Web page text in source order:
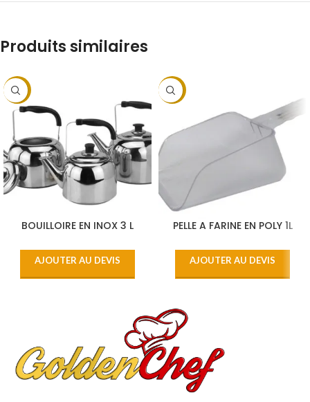
Produits similaires
-9%
BOUILLOIRE EN INOX 3 L
AJOUTER AU DEVIS
-9%
PELLE A FARINE EN POLY 1L
AJOUTER AU DEVIS